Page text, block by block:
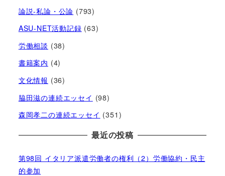
論説-私論・公論 (793)
ASU-NET活動記録 (63)
労働相談 (38)
書籍案内 (4)
文化情報 (36)
脇田滋の連続エッセイ (98)
森岡孝二の連続エッセイ (351)
最近の投稿
第98回 イタリア派遣労働者の権利（2）労働協約・民主
的参加